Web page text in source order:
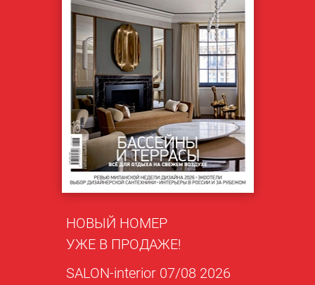
НОВЫЙ НОМЕР
УЖЕ В ПРОДАЖЕ!
SALON-interior 07/08 2026